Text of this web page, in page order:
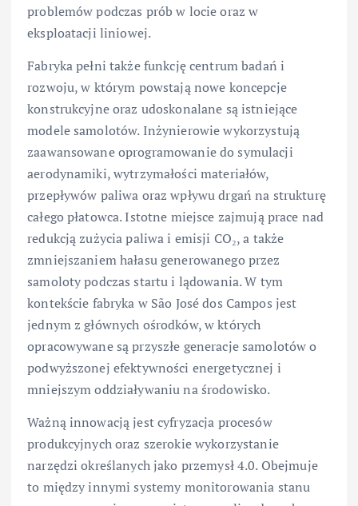
problemów podczas prób w locie oraz w
eksploatacji liniowej.
Fabryka pełni także funkcję centrum badań i
rozwoju, w którym powstają nowe koncepcje
konstrukcyjne oraz udoskonalane są istniejące
modele samolotów. Inżynierowie wykorzystują
zaawansowane oprogramowanie do symulacji
aerodynamiki, wytrzymałości materiałów,
przepływów paliwa oraz wpływu drgań na strukturę
całego płatowca. Istotne miejsce zajmują prace nad
redukcją zużycia paliwa i emisji CO₂, a także
zmniejszaniem hałasu generowanego przez
samoloty podczas startu i lądowania. W tym
kontekście fabryka w São José dos Campos jest
jednym z głównych ośrodków, w których
opracowywane są przyszłe generacje samolotów o
podwyższonej efektywności energetycznej i
mniejszym oddziaływaniu na środowisko.
Ważną innowacją jest cyfryzacja procesów
produkcyjnych oraz szerokie wykorzystanie
narzędzi określanych jako przemysł 4.0. Obejmuje
to między innymi systemy monitorowania stanu